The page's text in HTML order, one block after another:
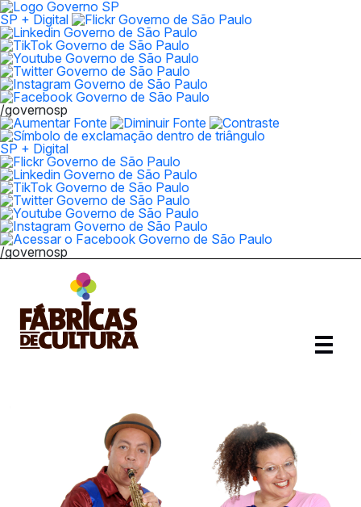
SP + Digital
/governosp
SP + Digital
/governosp